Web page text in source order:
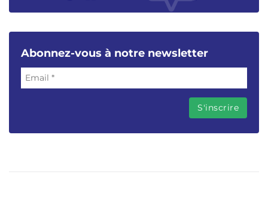
Abonnez-vous à notre newsletter